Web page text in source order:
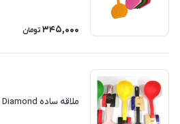
345,000 تومان
ملاقه ساده Diamond